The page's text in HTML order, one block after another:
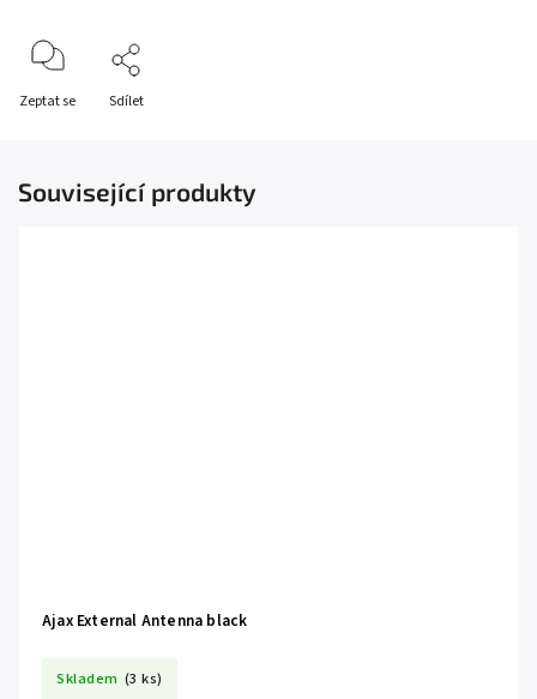
Zeptat se Sdílet
Související produkty
Ajax External Antenna black
Skladem (3 ks)